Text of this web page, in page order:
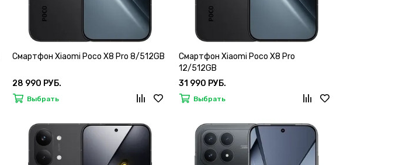
Смартфон Xiaomi Poco X8 Pro 8/512GB
28 990 РУБ.
Выбрать
Смартфон Xiaomi Poco X8 Pro
12/512GB
31 990 РУБ.
Выбрать